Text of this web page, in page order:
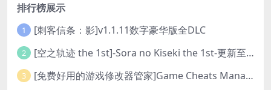
排行榜展示
1 [刺客信条：影]v1.1.11数字豪华版全DLC
2 [空之轨迹 the 1st]-Sora no Kiseki the 1st-更新至v1.06.4-全DLC
3 [免费好用的游戏修改器管家]Game Cheats Manager